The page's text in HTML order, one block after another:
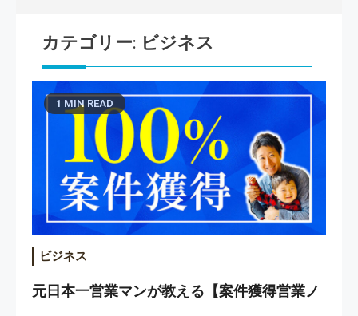
カテゴリー: ビジネス
1 MIN READ
ビジネス
元日本一営業マンが教える【案件獲得営業ノ